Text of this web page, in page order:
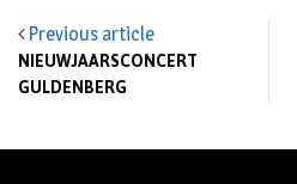
Previous article
NIEUWJAARSCONCERT
GULDENBERG